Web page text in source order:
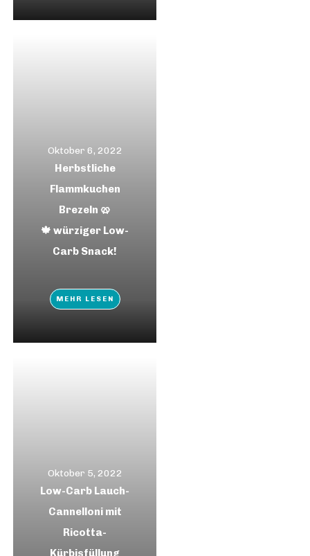
Oktober 6, 2022
Herbstliche
Flammkuchen
Brezeln 🥨
🍁 würziger Low-
Carb Snack!
MEHR LESEN
Oktober 5, 2022
Low-Carb Lauch-
Cannelloni mit
Ricotta-
Kürbisfüllung